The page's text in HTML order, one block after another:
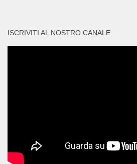
ISCRIVITI AL NOSTRO CANALE